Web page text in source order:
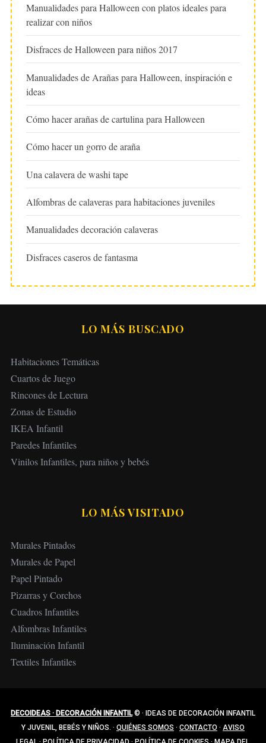
Manualidades para Halloween con platos ideales para
realizar con niños
Disfraces de Halloween para niños 2017
Manualidades de Arañas para Halloween, inspiración e
ideas
Cómo hacer arañas de cartulina para Halloween
Cómo hacer un gorro de araña
Una calavera de washi tape
Alfombras de calaveras para habitaciones juveniles
Manualidades decoración calaveras
Disfraces caseros de fantasma
LO MÁS BUSCADO
Habitaciones Temáticas
Cuartos de Juego
Rincones de Lectura
Zonas de Estudio
IKEA Infantil
Paredes Infantiles
Vinilos Infantiles, para niños y bebés
LO MÁS VISITADO
Murales Pintados
Murales de Papel
Papel Pintado
Pizarras y Corchos
Cuadros Infantiles
Alfombras Infantiles
Iluminación Infantil
Textiles Infantiles
DECOIDEAS · DECORACIÓN INFANTIL© ·
IDEAS DE DECORACIÓN INFANTIL
Y JUVENIL, BEBÉS Y NIÑOS. · QUIÉNES SOMOS · CONTACTO · AVISO